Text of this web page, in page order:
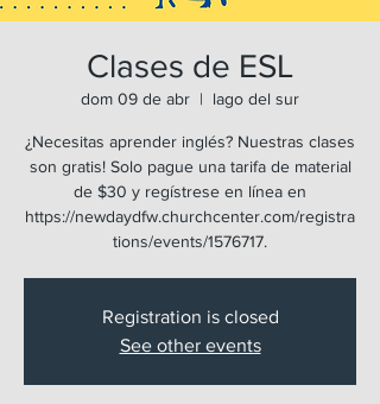
Clases de ESL
dom 09 de abr
  |
lago del sur
¿Necesitas aprender inglés? Nuestras clases
son gratis! Solo pague una tarifa de material
de $30 y regístrese en línea en
https://newdaydfw.churchcenter.com/registra
tions/events/1576717.
Registration is closed
See other events